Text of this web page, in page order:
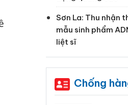
Sơn La: Thu nhận
mẫu sinh phẩm
liệt sĩ
Chống